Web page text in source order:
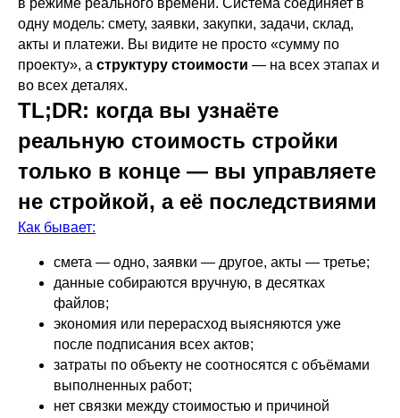
в режиме реального времени. Система соединяет в
одну модель: смету, заявки, закупки, задачи, склад,
акты и платежи. Вы видите не просто «сумму по
проекту», а структуру стоимости — на всех этапах и
во всех деталях.
TL;DR: когда вы узнаёте
реальную стоимость стройки
только в конце — вы управляете
не стройкой, а её последствиями
Как бывает:
смета — одно, заявки — другое, акты — третье;
данные собираются вручную, в десятках
файлов;
экономия или перерасход выясняются уже
после подписания всех актов;
затраты по объекту не соотносятся с объёмами
выполненных работ;
нет связки между стоимостью и причиной